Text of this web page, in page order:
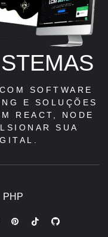
SOFTWARE
E SOLUÇÕES
REACT, NODE
SUA
PHP
PinterestTiktokGithub